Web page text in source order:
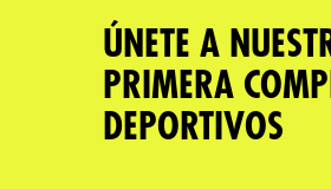
Dirección
ÚNETE A
PRIMERA
DEPORTIVOS